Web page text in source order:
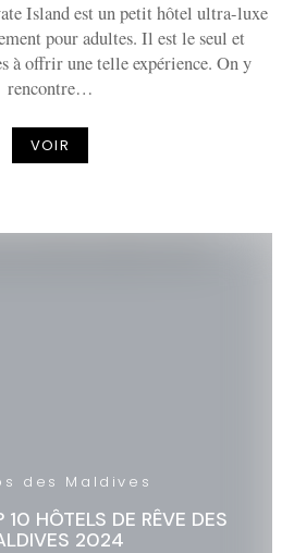
Island est un petit hôtel ultra-luxe
pour adultes. Il est le seul et
à offrir une telle expérience. On y
rencontre…
VOIR
des Maldives
HÔTELS DE RÊVE DES
2024